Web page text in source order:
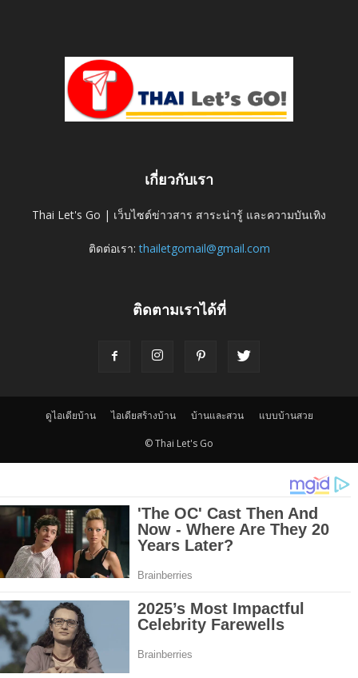
เกี่ยวกับเรา
Thai Let's Go | เว็บไซต์ข่าวสาร สาระน่ารู้ และความบันเทิง
ติดต่อเรา:thailetgomail@gmail.com
ติดตามเราได้ที่
ดูไอเดียบ้าน ไอเดียสร้างบ้าน บ้านและสวน แบบบ้านสวย
© Thai Let's Go